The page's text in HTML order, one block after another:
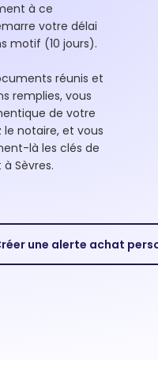
à ce
votre délai
motif (10 jours).
réunis et
remplies, vous
de votre
notaire, et vous
là les clés de
Sèvres.
une alerte achat